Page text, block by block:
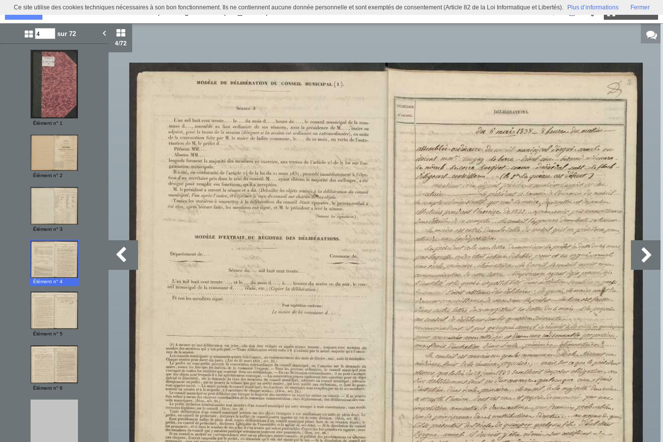
Ce site utilise des cookies techniques nécessaires à son bon fonctionnement. Ils ne contiennent aucune donnée personnelle et sont exemptés de consentement (Article 82 de la Loi Informatique et Libertés). Plus d’informations Fermer
Identifiez-vous Mentions légales
Retour Délibérations du Conseil Municipal d'Ergué-Armel (1 D_ERG 2) Plein écran
4/72
sur 72
Élément n° 1
Élément n° 2
Élément n° 3
Élément n° 4
Élément n° 5
Élément n° 6